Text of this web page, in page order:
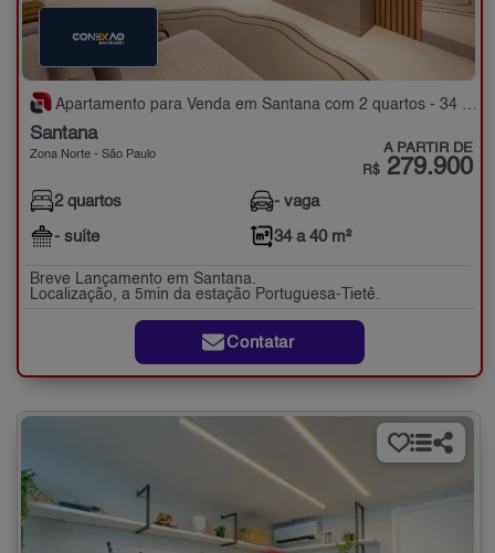
Apartamento para Venda em Santana com 2 quartos - 34 a 40 m²
Santana
Zona Norte - São Paulo A PARTIR DE
R$ 279.900
2 quartos
- suíte
- vaga
34 a 40 m²
Breve Lançamento em Santana.
Localização, a 5min da estação Portuguesa-Tietê.
Contatar